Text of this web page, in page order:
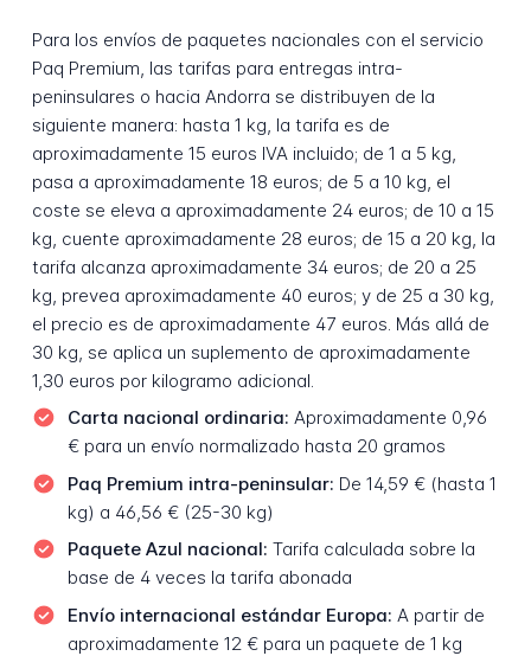
Para los envíos de paquetes nacionales con el servicio
Paq Premium, las tarifas para entregas intra-
peninsulares o hacia Andorra se distribuyen de la
siguiente manera: hasta 1 kg, la tarifa es de
aproximadamente 15 euros IVA incluido; de 1 a 5 kg,
pasa a aproximadamente 18 euros; de 5 a 10 kg, el
coste se eleva a aproximadamente 24 euros; de 10 a 15
kg, cuente aproximadamente 28 euros; de 15 a 20 kg, la
tarifa alcanza aproximadamente 34 euros; de 20 a 25
kg, prevea aproximadamente 40 euros; y de 25 a 30 kg,
el precio es de aproximadamente 47 euros. Más allá de
30 kg, se aplica un suplemento de aproximadamente
1,30 euros por kilogramo adicional.
Carta nacional ordinaria: Aproximadamente 0,96
€ para un envío normalizado hasta 20 gramos
Paq Premium intra-peninsular: De 14,59 € (hasta 1
kg) a 46,56 € (25-30 kg)
Paquete Azul nacional: Tarifa calculada sobre la
base de 4 veces la tarifa abonada
Envío internacional estándar Europa: A partir de
aproximadamente 12 € para un paquete de 1 kg